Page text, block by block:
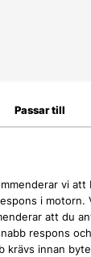
vi
i motorn.
att du
respons
krävs innan
Passar till